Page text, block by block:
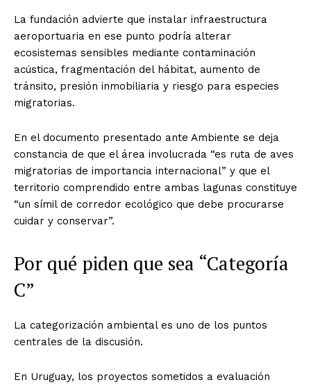
La fundación advierte que instalar infraestructura
aeroportuaria en ese punto podría alterar
ecosistemas sensibles mediante contaminación
acústica, fragmentación del hábitat, aumento de
tránsito, presión inmobiliaria y riesgo para especies
migratorias.
En el documento presentado ante Ambiente se deja
constancia de que el área involucrada “es ruta de aves
migratorias de importancia internacional” y que el
territorio comprendido entre ambas lagunas constituye
“un símil de corredor ecológico que debe procurarse
cuidar y conservar”.
Por qué piden que sea “Categoría
C”
La categorización ambiental es uno de los puntos
centrales de la discusión.
En Uruguay, los proyectos sometidos a evaluación